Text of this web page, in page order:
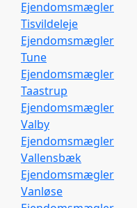
Ejendomsmægler
Tisvildeleje
Ejendomsmægler
Tune
Ejendomsmægler
Taastrup
Ejendomsmægler
Valby
Ejendomsmægler
Vallensbæk
Ejendomsmægler
Vanløse